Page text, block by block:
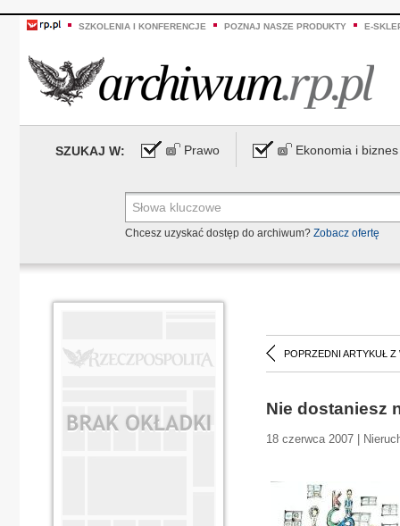
SZKOLENIA I KONFERENCJE POZNAJ NASZE PRODUKTY E-
SZUKAJ W: Prawo Ekonomia i biznes
Chcesz uzyskać dostęp do archiwum? Zobacz ofertę
POPRZEDNI ARTYKUŁ Z
Nie dostaniesz
18 czerwca 2007 |